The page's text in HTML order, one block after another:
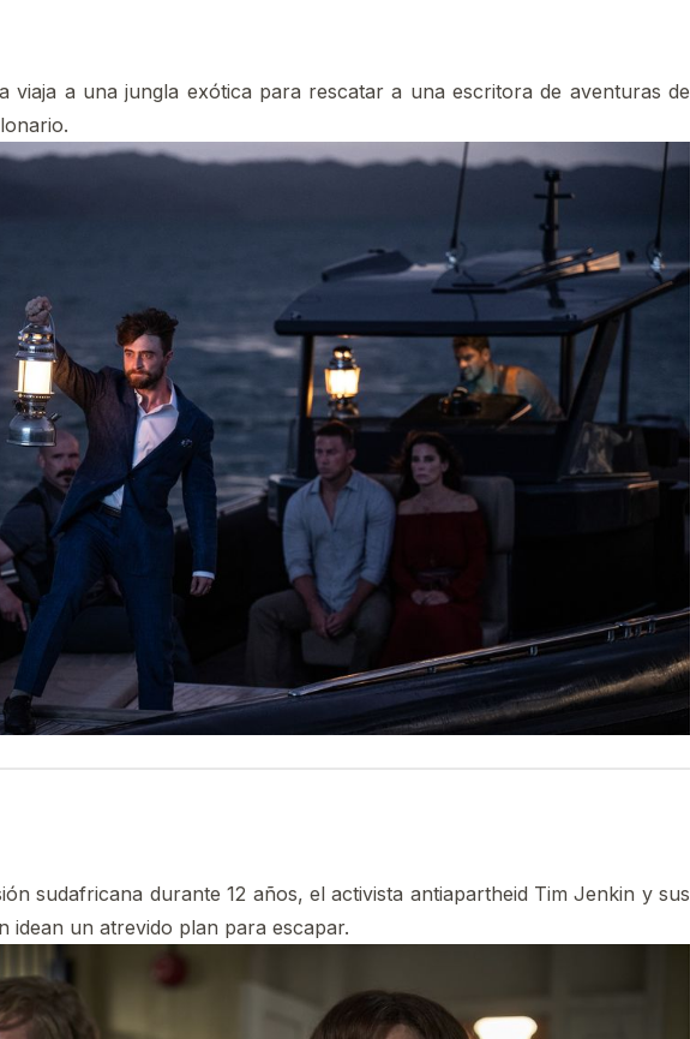
viaja a una jungla exótica para rescatar a una escritora de aventuras de
sudafricana durante 12 años, el activista antiapartheid Tim Jenkin y sus
idean un atrevido plan para escapar.